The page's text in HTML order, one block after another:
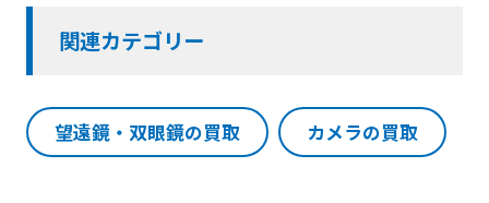
関連カテゴリー
望遠鏡・双眼鏡の買取 カメラの買取